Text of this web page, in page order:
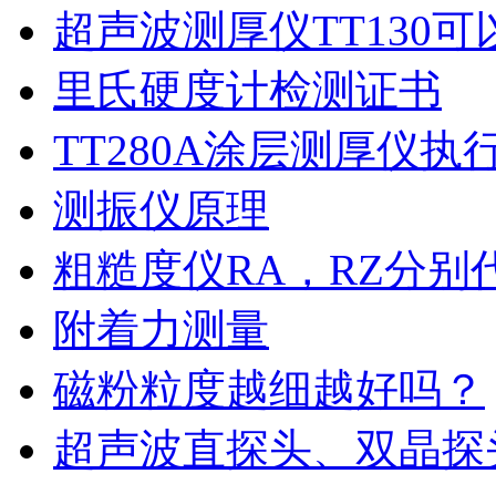
超声波测厚仪TT130可
里氏硬度计检测证书
TT280A涂层测厚仪执
测振仪原理
粗糙度仪RA，RZ分别
附着力测量
磁粉粒度越细越好吗？
超声波直探头、双晶